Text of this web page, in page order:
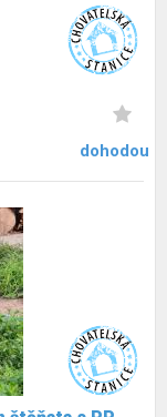
dohodou